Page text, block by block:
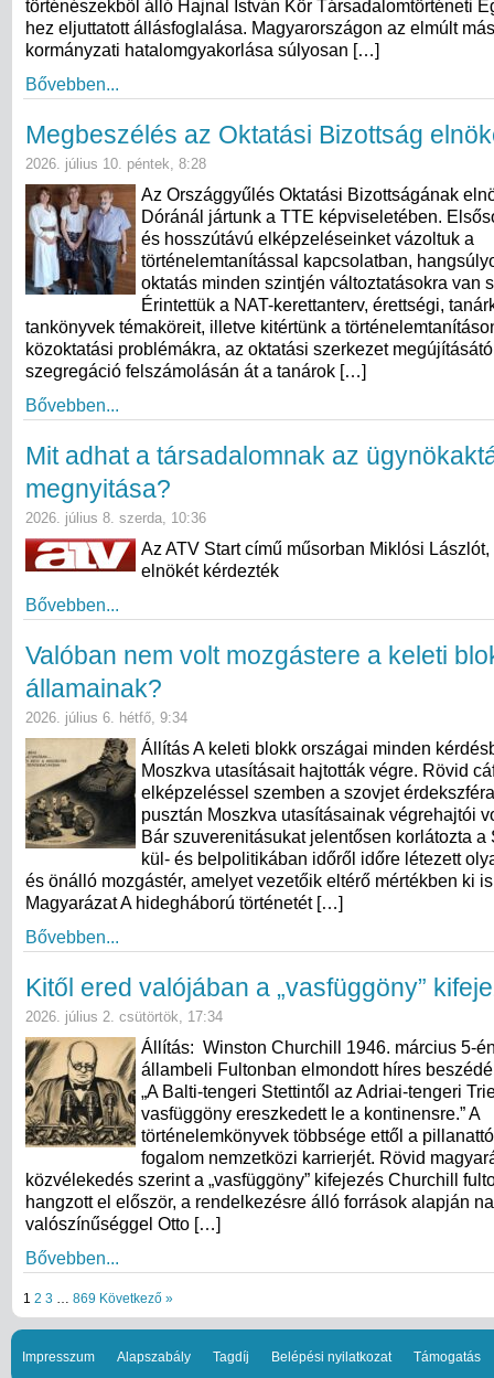
történészekből álló Hajnal István Kör Társadalomtörténeti
hez eljuttatott állásfoglalása. Magyarországon az elmúlt
kormányzati hatalomgyakorlása súlyosan […]
Bővebben...
Megbeszélés az Oktatási Bizottság
2026. július 10. péntek, 8:28
Az Országgyűlés Oktatási Bizottságának
Dóránál jártunk a TTE képviseletében.
és hosszútávú elképzeléseinket vázoltuk a
történelemtanítással kapcsolatban,
oktatás minden szintjén változtatásokra van
Érintettük a NAT-kerettanterv, érettségi,
tankönyvek témaköreit, illetve kitértünk a
közoktatási problémákra, az oktatási szerkezet
szegregáció felszámolásán át a tanárok […]
Bővebben...
Mit adhat a társadalomnak az
megnyitása?
2026. július 8. szerda, 10:36
Az ATV Start című műsorban Miklósi Lászlót,
elnökét kérdezték
Bővebben...
Valóban nem volt mozgástere a keleti
államainak?
2026. július 6. hétfő, 9:34
Állítás A keleti blokk országai minden
Moszkva utasításait hajtották végre. Rövid
elképzeléssel szemben a szovjet
pusztán Moszkva utasításainak végrehajtói
Bár szuverenitásukat jelentősen korlátozta a
kül- és belpolitikában időről időre létezett
és önálló mozgástér, amelyet vezetőik eltérő mértékben ki
Magyarázat A hidegháború történetét […]
Bővebben...
Kitől ered valójában a „vasfüggöny”
2026. július 2. csütörtök, 17:34
Állítás: Winston Churchill 1946. március 5-
állambeli Fultonban elmondott híres
„A Balti-tengeri Stettintől az Adriai-tengeri
vasfüggöny ereszkedett le a kontinensre.” A
történelemkönyvek többsége ettől a
fogalom nemzetközi karrierjét. Rövid
közvélekedés szerint a „vasfüggöny” kifejezés Churchill
hangzott el először, a rendelkezésre álló források alapján
valószínűséggel Otto […]
Bővebben...
1 2 3 869 Következő »
Impresszum Alapszabály Tagdíj Belépési nyilatkozat Támogatás